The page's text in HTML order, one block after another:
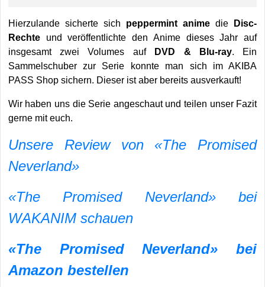
Hierzulande sicherte sich peppermint animedie Disc-
Rechte und veröffentlichte den Anime dieses Jahr auf
insgesamt zwei Volumes auf DVD & Blu-ray. Ein
Sammelschuber zur Serie konnte man sich im AKIBA
PASS Shop sichern. Dieser ist aber bereits ausverkauft!
Wir haben uns die Serie angeschaut und teilen unser Fazit
gerne mit euch.
Unsere Review von «The Promised
Neverland»
«The Promised Neverland» bei
WAKANIM schauen
«The Promised Neverland» bei
Amazon bestellen